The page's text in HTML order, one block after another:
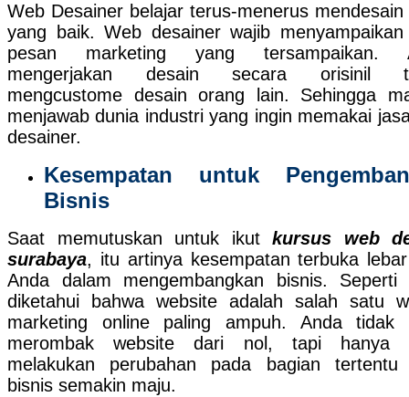
Web Desainer belajar terus-menerus
yang baik. Web desainer wajib
pesan marketing yang tersampaikan.
mengerjakan desain secara orisinil
mengcustome desain orang lain. Sehingga
menjawab dunia industri yang ingin memakai
desainer.
Kesempatan untuk
Bisnis
Saat memutuskan untuk ikut kursus web
surabaya, itu artinya kesempatan terbuka
Anda dalam mengembangkan bisnis. Seperti
diketahui bahwa website adalah salah satu
marketing online paling ampuh. Anda tidak
merombak website dari nol, tapi hanya
melakukan perubahan pada bagian tertentu
bisnis semakin maju.